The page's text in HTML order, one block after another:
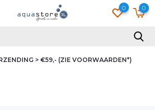
0 0
> €59,- (ZIE VOORWAARDEN*)